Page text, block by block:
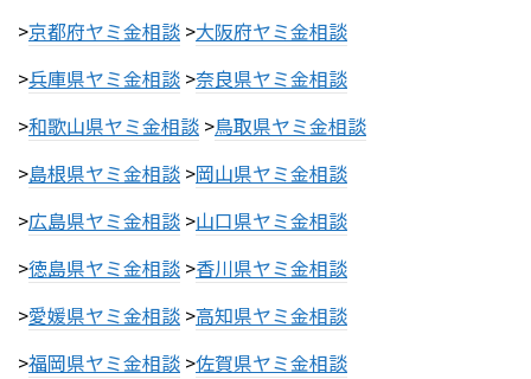
>京都府ヤミ金相談 >大阪府ヤミ金相談
>兵庫県ヤミ金相談 >奈良県ヤミ金相談
>和歌山県ヤミ金相談 >鳥取県ヤミ金相談
>島根県ヤミ金相談 >岡山県ヤミ金相談
>広島県ヤミ金相談 >山口県ヤミ金相談
>徳島県ヤミ金相談 >香川県ヤミ金相談
>愛媛県ヤミ金相談 >高知県ヤミ金相談
>福岡県ヤミ金相談 >佐賀県ヤミ金相談